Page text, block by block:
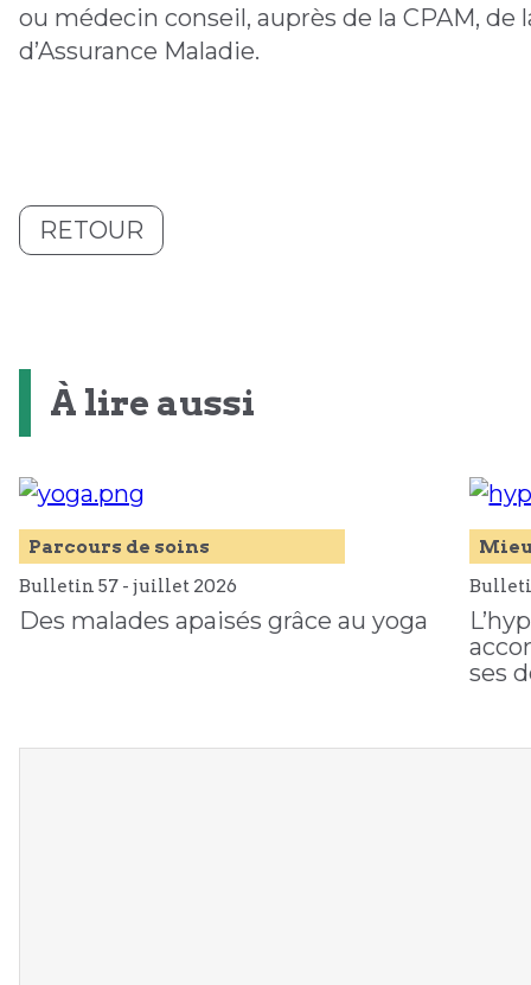
ou médecin conseil, auprès de la CPAM, de
d’Assurance Maladie.
RETOUR
À lire aussi
Parcours de soins
Bulletin 57 - juillet 2026
Des malades apaisés grâce au yoga
ses